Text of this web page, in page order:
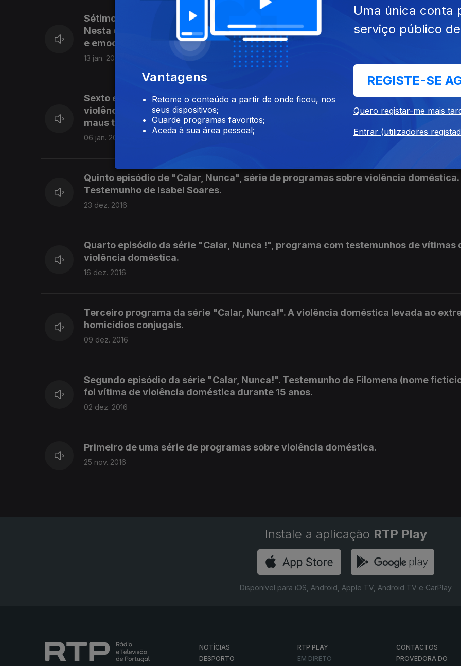
Sétimo episódio da série "Calar, Nunca!", série de programas sobre violência
Nesta emissão, o testemunho de duas mulheres que sofreram graves maus tratos
e emocionais durante vários anos. Com o apoio de uma associação, conseguiram
13 jan. 2017
Sexto episódio da série "Calar, Nunca!", programa com testemunhos de vítimas
violência doméstica. Nesta emissão, a voz de um homem que durante muitos anos
maus tratos psicológicos por parte mulher.
06 jan. 2017
Quinto episódio de "Calar, Nunca", série de programas sobre violência doméstica.
Testemunho de Isabel Soares.
23 dez. 2016
Quarto episódio da série "Calar, Nunca !", programa com testemunhos de vítimas
violência doméstica.
16 dez. 2016
Terceiro programa da série "Calar, Nunca!". A violência doméstica levada ao
homicídios conjugais.
09 dez. 2016
Segundo episódio da série "Calar, Nunca!". Testemunho de Filomena (nome
foi vítima de violência doméstica durante 15 anos.
02 dez. 2016
Primeiro de uma série de programas sobre violência doméstica.
25 nov. 2016
Instale a aplicação RTP Play
Disponível para iOS, Android, Apple TV, Android TV e CarPlay
NOTÍCIAS
DESPORTO
RTP PLAY
EM DIRETO
CONTACTOS
PROVEDORA DO
Vantagens
Retome o conteúdo a partir de onde ficou, nos
seus dispositivos;
Guarde programas favoritos;
Aceda à sua área pessoal;
Uma única conta
serviço público
REGISTE-SE
Quero registar-me mais
Entrar (utilizadores